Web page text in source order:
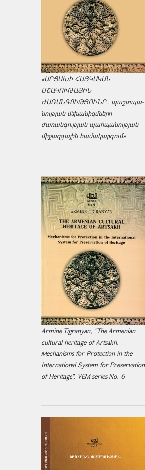
«ԱՐՑԱԽԻ ՀԱՅԿԱԿԱՆ
ՄՇԱԿՈՒԹԱՅԻՆ
ԺԱՌԱՆԳՈՒԹՅՈՒՆԸ․ պաշտպա­
նության մեխանիզմները
ժառանգության պահպանության
միջազ­գային համակարգում»
Armine Tigranyan, "The Armenian
cultural heritage of Artsakh.
Mechanisms for Protection in the
International System for Preservation
of Heritage", VEM series No. 6